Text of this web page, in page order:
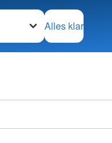
zu
Alles klar